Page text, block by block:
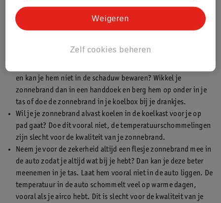
We snappen dat het niet altijd mogelijk is om je zonnebrand op
voor je op een rijtje gezet:
en kan je hem niet in de schaduw bewaren? Wikkel je
zonnebrand dan in een handdoek en berg hem op onder in je
tas of doe de zonnebrand in je koelbox bij je drankjes.
Wil je je zonnebrand alvast koelen in de koelkast voor je op
pad gaat? Doe dit vooral niet, de temperatuurschommelingen
zijn slecht voor de kwaliteit van je zonnebrand.
Neem je voor de zekerheid altijd een flesje zonnebrand mee in
de auto zodat je altijd wat bij je hebt? Dan kan je deze beter
meenemen in je tas. Laat hem vooral niet in de auto liggen. De
temperatuur in de auto schommelt veel op warme dagen,
vooral als je airco hebt. Dit is slecht voor de kwaliteit van je
Zelf cookies beheren
Weigeren